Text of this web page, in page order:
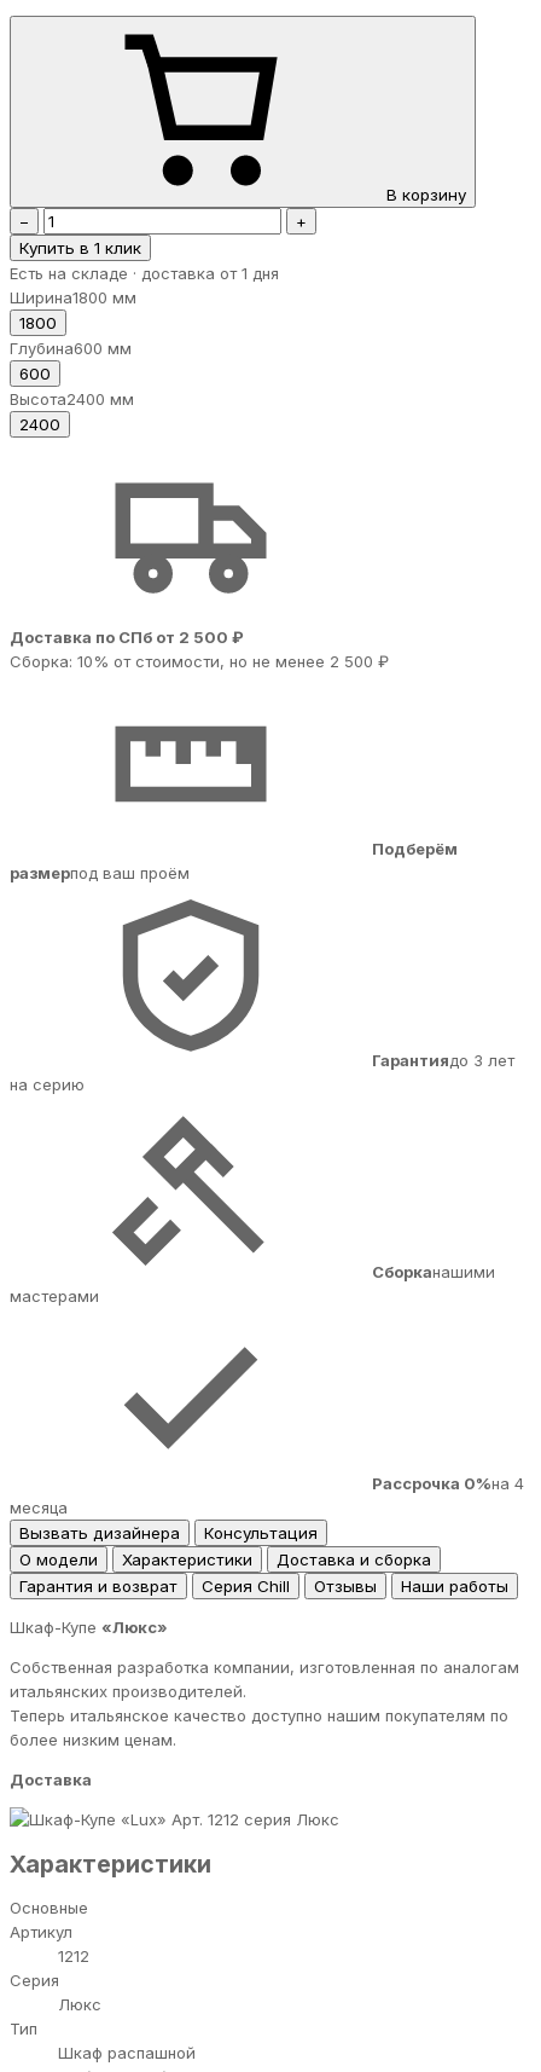
В корзину
−
+
Купить в 1 клик
Есть на складе · доставка от 1 дня
Ширина1800 мм
1800
Глубина600 мм
600
Высота2400 мм
2400
Доставка по СПб от 2 500 ₽
Сборка: 10% от стоимости, но не менее 2 500 ₽
Подберём
размерпод ваш проём
Гарантиядо 3 лет
на серию
Сборканашими
мастерами
Рассрочка 0%на 4
месяца
Вызвать дизайнера
Консультация
О модели
Характеристики
Доставка и сборка
Гарантия и возврат
Серия Chill Отзывы Наши работы
Шкаф-Купе «Люкс»
Собственная разработка компании, изготовленная по аналогам
итальянских производителей.
Теперь итальянское качество доступно нашим покупателям по
более низким ценам.
Доставка
серия Люкс
Характеристики
Основные
Артикул
1212
Серия
Люкс
Тип
Шкаф распашной